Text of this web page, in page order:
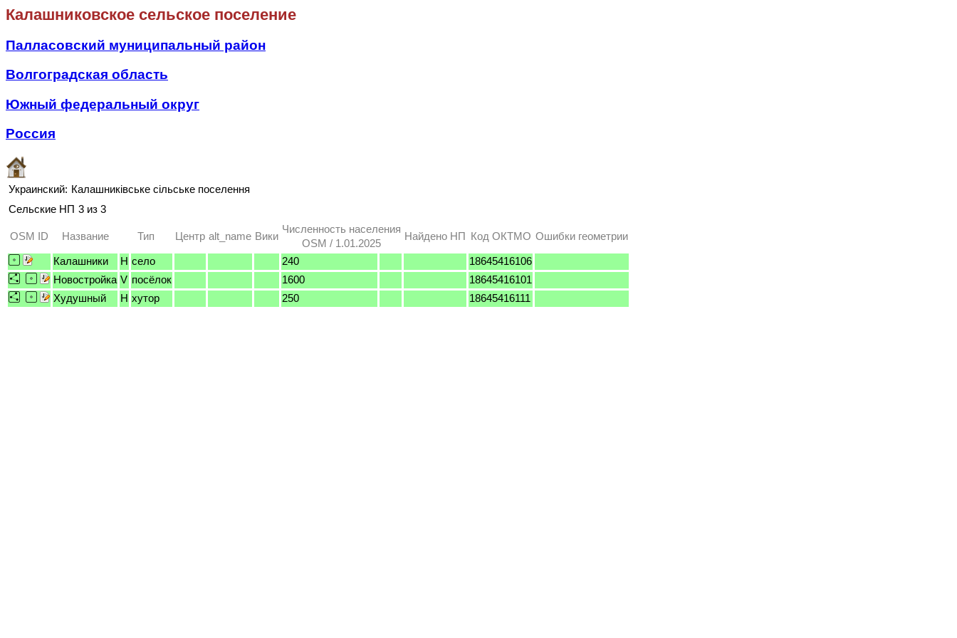
Калашниковское сельское поселение
Палласовский муниципальный район
Волгоградская область
Южный федеральный округ
Россия
Украинский: Калашниківське сільське поселення
Сельские НП 3 из 3
OSM ID Название Тип Центр alt_name Вики
Численность населения
OSM / 1.01.2025
Найдено НП Код ОКТМО Ошибки геометрии
Калашники H село 240
18645416106
Новостройка V посёлок 1600
18645416101
Худушный
H хутор 250 18645416111